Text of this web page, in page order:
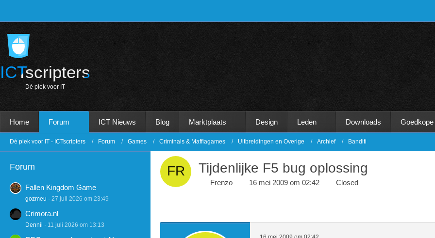
ICTscripters
Dé p e k voor T
Home Forum ICT Nieuws Blog Marktplaats Design Leden Downloads
Dé plek voor IT - ICTscripters Forum Games Criminals & Maffiagames Uitbreidingen en Overige Archief Banditi
Forum
Fallen Kingdom Game
gozmeu 27 juli 2026 om 23:49
Crimora.nl
Dennii 11 juli 2026 om 13:13
Tijdenlijke F5 bug oplossing
Frenzo 16 mei 2009 om 02:42 Closed